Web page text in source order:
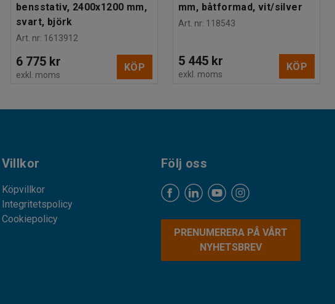
bensstativ, 2400x1200 mm,
svart, björk
Art. nr: 1613912
6 775 kr
exkl. moms
KÖP
mm, båtformad, vit/silver
Art. nr: 118543
5 445 kr
exkl. moms
KÖP
Villkor
Köpvillkor
Integritetspolicy
Cookiepolicy
Följ oss
PRENUMERERA PÅ VÅRT
NYHETSBREV